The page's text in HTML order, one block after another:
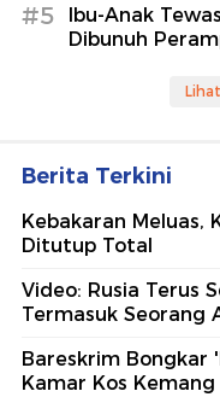
#5
Ibu-Anak
Dibunuh
Berita Terkini
Kebakaran Meluas,
Ditutup Total
Video: Rusia Terus
Termasuk Seorang
Bareskrim Bongkar
Kamar Kos Kemang